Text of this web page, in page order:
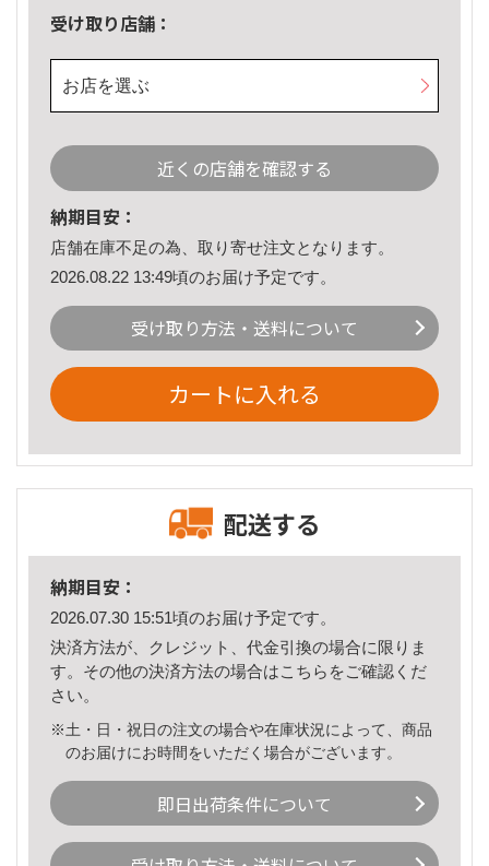
受け取り店舗：
お店を選ぶ
近くの店舗を確認する
納期目安：
店舗在庫不足の為、取り寄せ注文となります。
2026.08.22 13:49頃のお届け予定です。
受け取り方法・送料について
カートに入れる
配送する
納期目安：
2026.07.30 15:51頃のお届け予定です。
決済方法が、クレジット、代金引換の場合に限りま
す。その他の決済方法の場合はこちら をご確認くだ
さい。
※土・日・祝日の注文の場合や在庫状況によって、商品
のお届けにお時間をいただく場合がございます。
即日出荷条件について